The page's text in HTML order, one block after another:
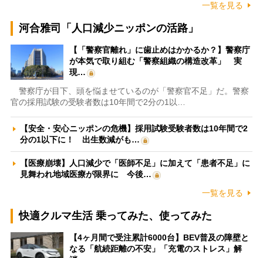
一覧を見る
河合雅司「人口減少ニッポンの活路」
【「警察官離れ」に歯止めはかかるか？】警察庁
が本気で取り組む「警察組織の構造改革」 実
現…
警察庁が目下、頭を悩ませているのが「警察官不足」だ。警察
官の採用試験の受験者数は10年間で2分の1以…
【安全・安心ニッポンの危機】採用試験受験者数は10年間で2
分の1以下に！ 出生数減がも…
【医療崩壊】人口減少で「医師不足」に加えて「患者不足」に
見舞われ地域医療が限界に 今後…
一覧を見る
快適クルマ生活 乗ってみた、使ってみた
【4ヶ月間で受注累計6000台】BEV普及の障壁と
なる「航続距離の不安」「充電のストレス」解